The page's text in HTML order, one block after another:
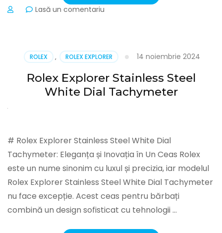
Lasă un comentariu
Stainless
Steel
Bezel
Black
Dial
ROLEX , ROLEX EXPLORER 14 noiembrie 2024
Rolex Explorer Stainless Steel
White Dial Tachymeter
# Rolex Explorer Stainless Steel White Dial
Tachymeter: Eleganța și Inovația în Un Ceas Rolex
este un nume sinonim cu luxul și precizia, iar modelul
Rolex Explorer Stainless Steel White Dial Tachymeter
nu face excepție. Acest ceas pentru bărbați
combină un design sofisticat cu tehnologii …